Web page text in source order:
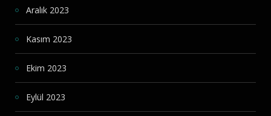
Aralık 2023
Kasım 2023
Ekim 2023
Eylül 2023